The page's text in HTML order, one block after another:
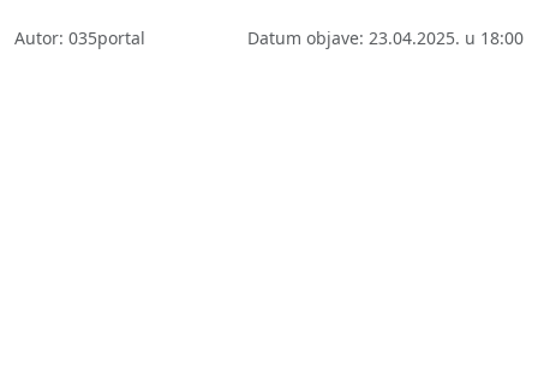
Autor: 035portal Datum objave: 23.04.2025. u 18:00